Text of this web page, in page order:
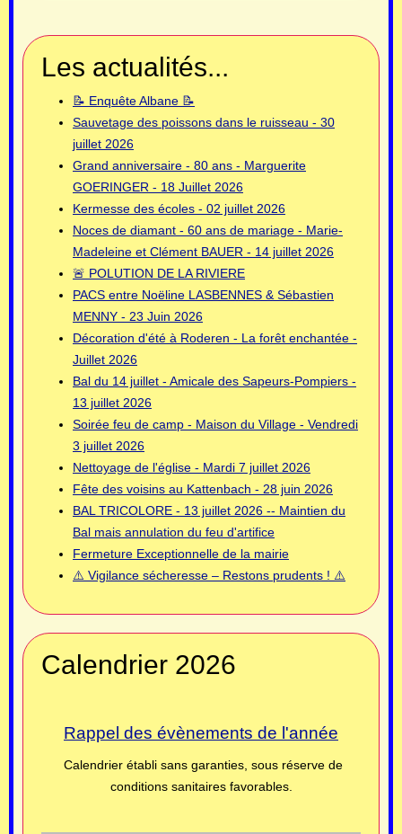
Les actualités...
📝 Enquête Albane 📝
Sauvetage des poissons dans le ruisseau - 30
juillet 2026
Grand anniversaire - 80 ans - Marguerite
GOERINGER - 18 Juillet 2026
Kermesse des écoles - 02 juillet 2026
Noces de diamant - 60 ans de mariage - Marie-
Madeleine et Clément BAUER - 14 juillet 2026
🚨 POLUTION DE LA RIVIERE
PACS entre Noëline LASBENNES & Sébastien
MENNY - 23 Juin 2026
Décoration d'été à Roderen - La forêt enchantée -
Juillet 2026
Bal du 14 juillet - Amicale des Sapeurs-Pompiers -
13 juillet 2026
Soirée feu de camp - Maison du Village - Vendredi
3 juillet 2026
Nettoyage de l'église - Mardi 7 juillet 2026
Fête des voisins au Kattenbach - 28 juin 2026
BAL TRICOLORE - 13 juillet 2026 -- Maintien du
Bal mais annulation du feu d'artifice
Fermeture Exceptionnelle de la mairie
⚠️ Vigilance sécheresse – Restons prudents ! ⚠️
Calendrier 2026
Rappel des évènements de l'année
Calendrier établi sans garanties, sous réserve de
conditions sanitaires favorables.